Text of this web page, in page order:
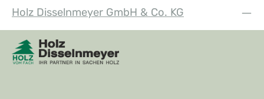
Holz Disselnmeyer GmbH & Co. KG